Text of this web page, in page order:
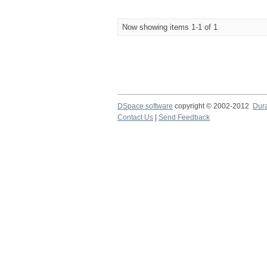
Now showing items 1-1 of 1
DSpace software copyright © 2002-2012
Contact Us
Send Feedback